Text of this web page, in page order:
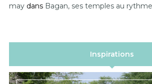
may dans Bagan, ses temples au
Inspirations